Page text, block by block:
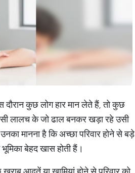
कुछ लोग हार मान लेते हैं, तो कुछ
लालच के जो ढाल बनकर खड़ा रहे उसी
मानना है कि अच्छा परिवार होने से बड़े
बेहद खास होती हैं।